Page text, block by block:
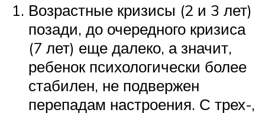
Возрастные кризисы (2 и 3 лет)
позади, до очередного кризиса
(7 лет) еще далеко, а значит,
ребенок психологически более
стабилен, не подвержен
перепадам настроения. С трех-,